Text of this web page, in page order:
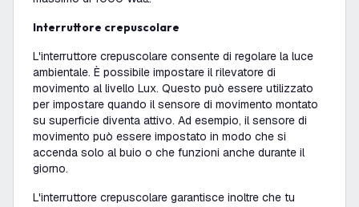
Interruttore crepuscolare
L'interruttore crepuscolare consente di regolare la luce
ambientale. È possibile impostare il rilevatore di
movimento al livello Lux. Questo può essere utilizzato
per impostare quando il sensore di movimento montato
su superficie diventa attivo. Ad esempio, il sensore di
movimento può essere impostato in modo che si
accenda solo al buio o che funzioni anche durante il
giorno.
L'interruttore crepuscolare garantisce inoltre che tu